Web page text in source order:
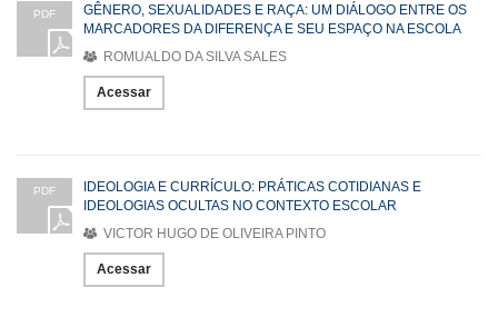
PDF
GÊNERO, SEXUALIDADES E RAÇA: UM DIÁLOGO ENTRE OS
MARCADORES DA DIFERENÇA E SEU ESPAÇO NA ESCOLA
ROMUALDO DA SILVA SALES
Acessar
PDF
IDEOLOGIA E CURRÍCULO: PRÁTICAS COTIDIANAS E
IDEOLOGIAS OCULTAS NO CONTEXTO ESCOLAR
VICTOR HUGO DE OLIVEIRA PINTO
Acessar